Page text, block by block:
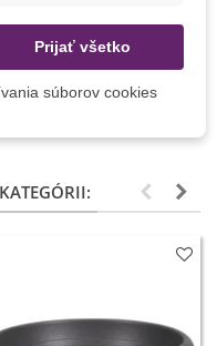
- 150 g
€
Prijať všetko
súborov cookies